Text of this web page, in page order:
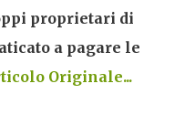
proprietari di
a pagare le
Originale...